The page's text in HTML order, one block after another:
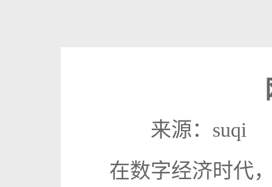
来源：suqi
在数字经济时代